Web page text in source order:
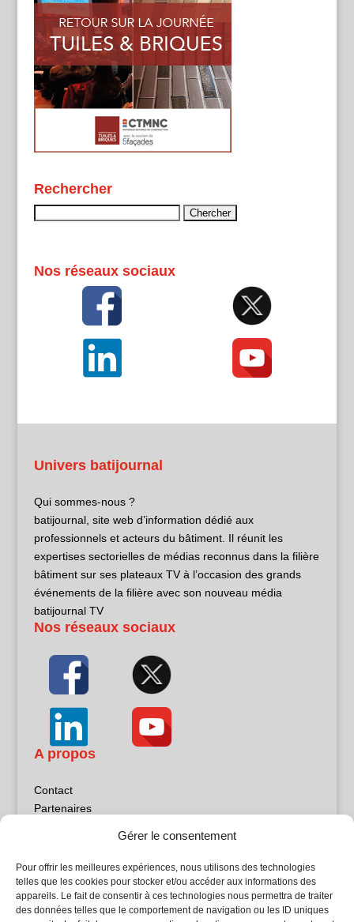
Gérer le consentement
Pour offrir les meilleures expériences, nous utilisons des technologies
telles que les cookies pour stocker et/ou accéder aux informations des
appareils. Le fait de consentir à ces technologies nous permettra de traiter
des données telles que le comportement de navigation ou les ID uniques
Rechercher
Nos réseaux sociaux
Univers batijournal
Qui sommes-nous ?
batijournal, site web d’information dédié aux
professionnels et acteurs du bâtiment. Il réunit les
expertises sectorielles de médias reconnus dans la filière
bâtiment sur ses plateaux TV à l’occasion des grands
événements de la filière avec son nouveau média
batijournal TV
Nos réseaux sociaux
A propos
Contact
Partenaires
Politique de confidentialité
Sites partenaires
5Façades